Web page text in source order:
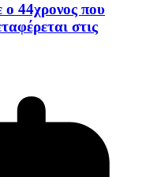
44χρονος που
στις